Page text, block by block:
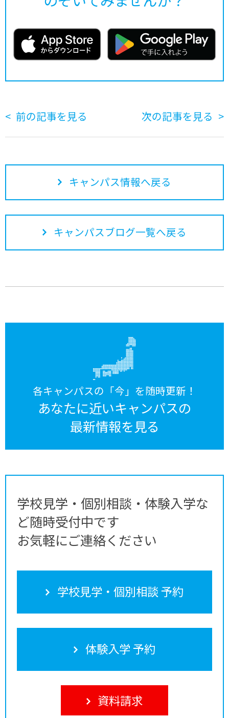
前の記事を見る 次の記事を見る
キャンパス情報へ戻る
キャンパスブログ一覧へ戻る
各キャンパスの「今」を随時更新！
あなたに近いキャンパスの
最新情報を見る
学校見学・個別相談・体験入学な
ど随時受付中です
お気軽にご連絡ください
学校見学・個別相談 予約
体験入学 予約
資料請求